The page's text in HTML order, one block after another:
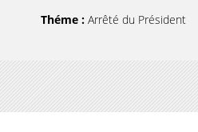
Théme : Arrêté du Président